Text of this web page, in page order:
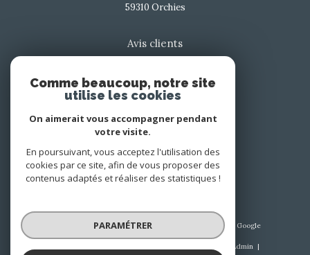
59310
orchies
Avis clients
Nous suivre sur
© 2026 | Tous droits réservés | Traduction powered by Google
|
Admin
Comme beaucoup, notre site
utilise les cookies
On aimerait vous accompagner pendant
votre visite.
En poursuivant, vous acceptez l'utilisation des
cookies par ce site, afin de vous proposer des
contenus adaptés et réaliser des statistiques !
PARAMÉTRER